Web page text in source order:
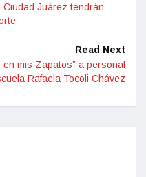
Juárez tendrán
Read Next
en mis Zapatos” a personal
Rafaela Tocoli Chávez